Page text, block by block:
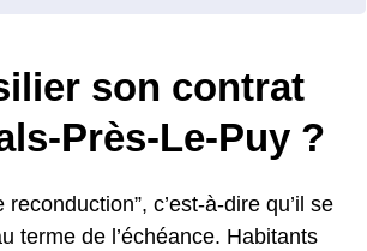
son contrat
Près-Le-Puy ?
c’est-à-dire qu’il se
terme de l’échéance. Habitants